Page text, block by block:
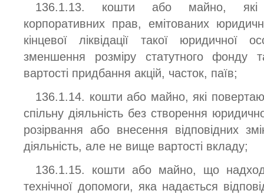
136.1.13. кошти або майно, які
корпоративних прав, емітованих
кінцевої ліквідації такої юридичної
зменшення розміру статутного
вартості придбання акцій, часток, паїв;
136.1.14. кошти або майно, які
спільну діяльність без створення
розірвання або внесення відповідних
діяльність, але не вище вартості вкладу;
136.1.15. кошти або майно, що
технічної допомоги, яка надається